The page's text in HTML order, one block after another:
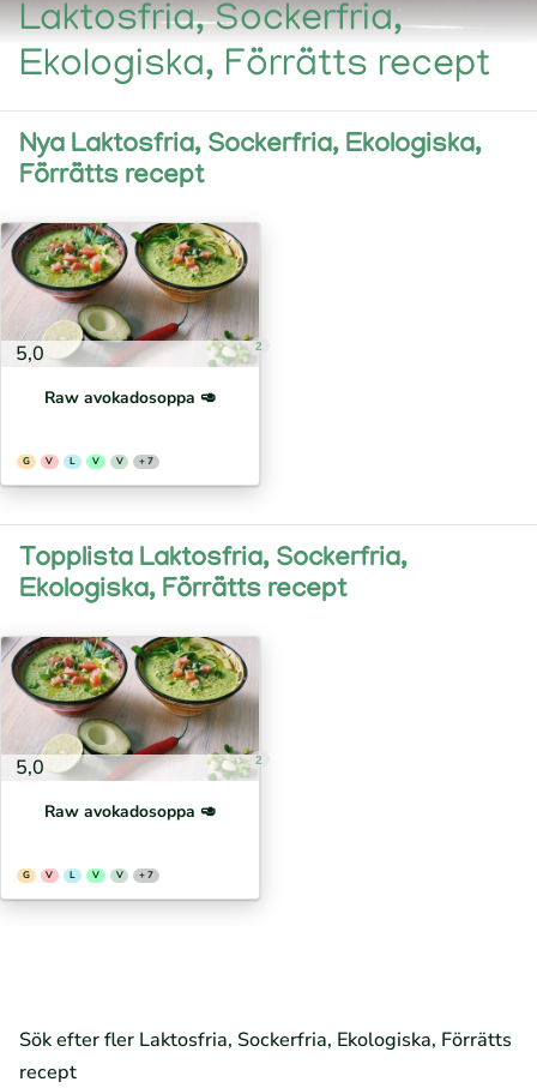
Laktosfria, Sockerfria,
Ekologiska, Förrätts recept
Nya Laktosfria, Sockerfria, Ekologiska,
Förrätts recept
5,0 2
Raw avokadosoppa 🥑
G V L V V + 7
Topplista Laktosfria, Sockerfria,
Ekologiska, Förrätts recept
5,0 2
Raw avokadosoppa 🥑
G V L V V + 7
Sök efter fler Laktosfria, Sockerfria, Ekologiska, Förrätts
recept